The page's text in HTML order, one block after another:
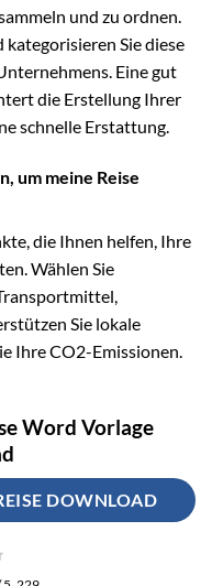
und zu ordnen.
kategorisieren Sie diese
Eine gut
die Erstellung Ihrer
schnelle Erstattung.
um meine Reise
die Ihnen helfen, Ihre
Wählen Sie
Sie lokale
Ihre CO2-Emissionen.
Word Vorlage
DOWNLOAD